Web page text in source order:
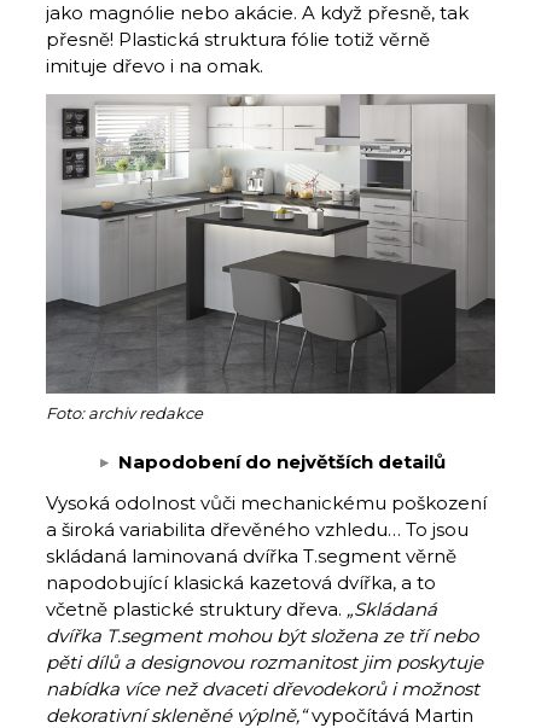
jako magnólie nebo akácie. A když přesně, tak
přesně! Plastická struktura fólie totiž věrně
imituje dřevo i na omak.
Foto: archiv redakce
Napodobení do největších detailů
Vysoká odolnost vůči mechanickému poškození
a široká variabilita dřevěného vzhledu… To jsou
skládaná laminovaná dvířka T.segment věrně
napodobující klasická kazetová dvířka, a to
včetně plastické struktury dřeva. „Skládaná
dvířka T.segment mohou být složena ze tří nebo
pěti dílů a designovou rozmanitost jim poskytuje
nabídka více než dvaceti dřevodekorů i možnost
dekorativní skleněné výplně,“vypočítává Martin